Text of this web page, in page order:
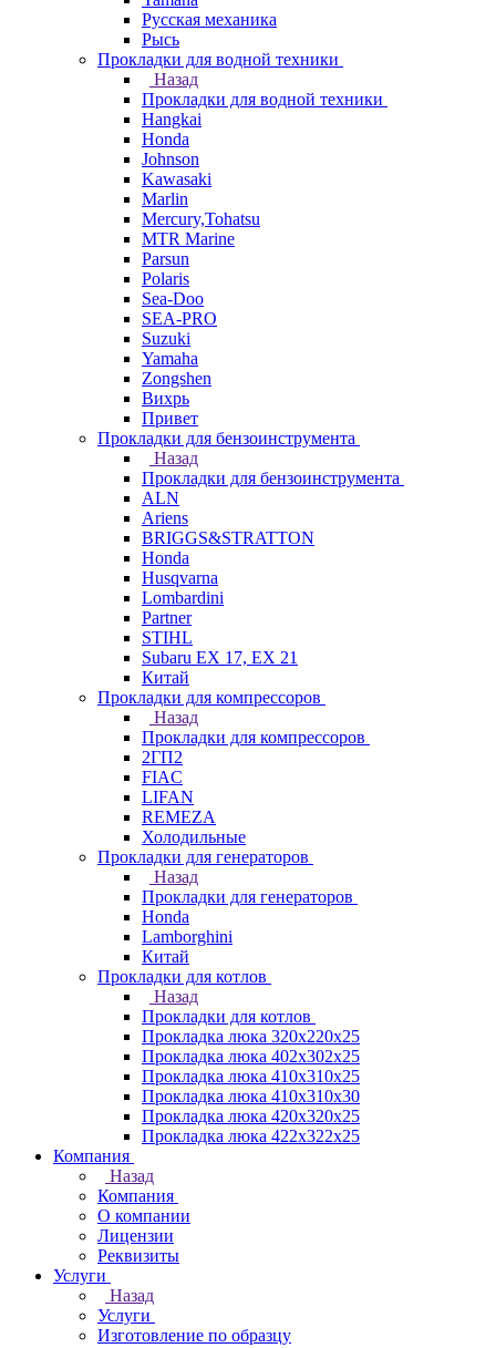
Русская механика
Рысь
Прокладки для водной техники
Назад
Прокладки для водной техники
Hangkai
Honda
Johnson
Kawasaki
Marlin
Mercury,Tohatsu
MTR Marine
Parsun
Polaris
Sea-Doo
SEA-PRO
Suzuki
Yamaha
Zongshen
Вихрь
Привет
Прокладки для бензоинструмента
Назад
Прокладки для бензоинструмента
ALN
Ariens
BRIGGS&STRATTON
Honda
Husqvarna
Lombardini
Partner
STIHL
Subaru EX 17, EX 21
Китай
Прокладки для компрессоров
Назад
Прокладки для компрессоров
2ГП2
FIAC
LIFAN
REMEZA
Холодильные
Прокладки для генераторов
Назад
Прокладки для генераторов
Honda
Lamborghini
Китай
Прокладки для котлов
Назад
Прокладки для котлов
Прокладка люка 320x220x25
Прокладка люка 402x302x25
Прокладка люка 410x310x25
Прокладка люка 410х310х30
Прокладка люка 420x320x25
Прокладка люка 422x322x25
Компания
Назад
Компания
О компании
Лицензии
Реквизиты
Услуги
Назад
Услуги
Изготовление по образцу